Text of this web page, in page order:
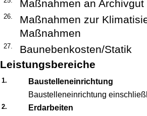
Maßnahmen an Archivgut
26.
Maßnahmen zur
Maßnahmen
27.
Baunebenkosten/Statik
Leistungsbereiche
1.
Baustelleneinrichtung
Baustelleneinrichtung
2.
Erdarbeiten